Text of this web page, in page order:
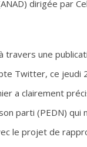
dirigée par
travers une
Twitter, ce jeudi
a clairement
parti (PEDN) qui
le projet de